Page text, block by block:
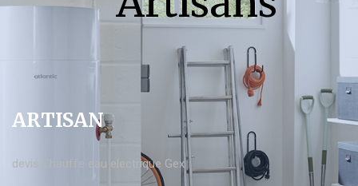
ARTISAN
devis Chauffe eau electrique Gex